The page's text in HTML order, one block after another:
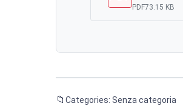
PDF73.15 KB
Categories: Senza categoria